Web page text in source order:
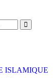
ISLAMIQUE